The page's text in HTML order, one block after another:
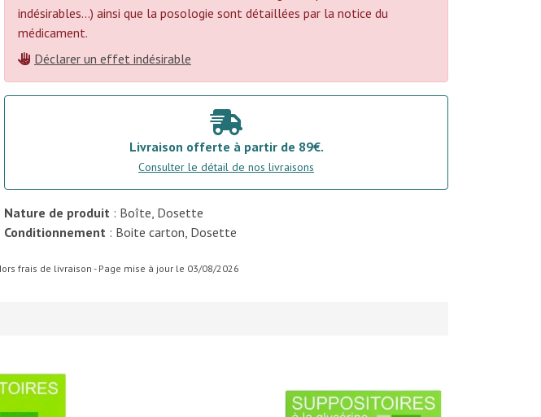
indésirables...) ainsi que la posologie sont détaillées par la notice du
médicament.
Déclarer un effet indésirable
Livraison offerte à partir de 89€.
Consulter le détail de nos livraisons
Nature de produit : Boîte, Dosette
Conditionnement : Boite carton, Dosette
frais de livraison - Page mise à jour le 03/08/2026